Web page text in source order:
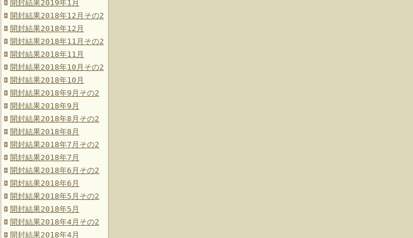
開封結果2019年1月
開封結果2018年12月その2
開封結果2018年12月
開封結果2018年11月その2
開封結果2018年11月
開封結果2018年10月その2
開封結果2018年10月
開封結果2018年9月その2
開封結果2018年9月
開封結果2018年8月その2
開封結果2018年8月
開封結果2018年7月その2
開封結果2018年7月
開封結果2018年6月その2
開封結果2018年6月
開封結果2018年5月その2
開封結果2018年5月
開封結果2018年4月その2
開封結果2018年4月